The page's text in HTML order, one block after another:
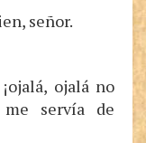
señor.
ojalá no
servía de